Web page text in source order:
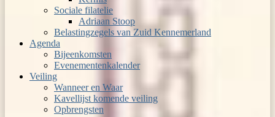
Sociale filatelie
Adriaan Stoop
Belastingzegels van Zuid Kennemerland
Agenda
Bijeenkomsten
Evenementenkalender
Veiling
Wanneer en Waar
Kavellijst komende veiling
Opbrengsten